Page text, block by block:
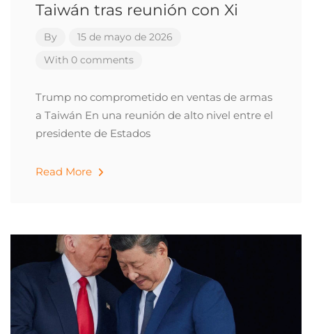
Taiwán tras reunión con Xi
By
15 de mayo de 2026
With 0 comments
Trump no comprometido en ventas de armas
a Taiwán En una reunión de alto nivel entre el
presidente de Estados
Read More